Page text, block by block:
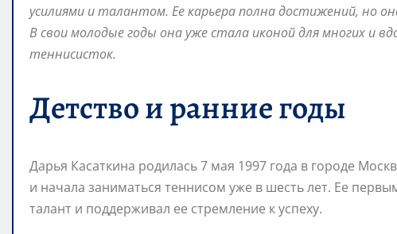
усилиями и талантом. Ее карьера полна достижений, но
В свои молодые годы она уже стала иконой для многих и
теннисисток.
Детство и ранние годы
Дарья Касаткина родилась 7 мая 1997 года в городе
и начала заниматься теннисом уже в шесть лет. Ее
талант и поддерживал ее стремление к успеху.